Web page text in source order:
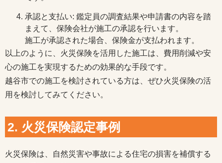
承認と支払い: 鑑定員の調査結果や申請書の内容を踏
まえて、保険会社が施工の承認を行います。
施工が承認された場合、保険金が支払われます。
以上のように、火災保険を活用した施工は、費用削減や安
心の施工を実現するための効果的な手段です。
越谷市での施工を検討されている方は、ぜひ火災保険の活
用を検討してみてください。
2. 火災保険認定事例
火災保険は、自然災害や事故による住宅の損害を補償する